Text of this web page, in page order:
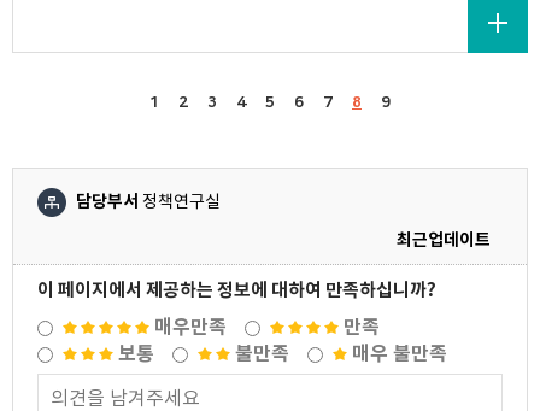
1 2 3 4 5 6 7 8 9
담당부서 정책연구실
최근업데이트
이 페이지에서 제공하는 정보에 대하여 만족하십니까?
매우만족
만족
보통
불만족 매우 불만족